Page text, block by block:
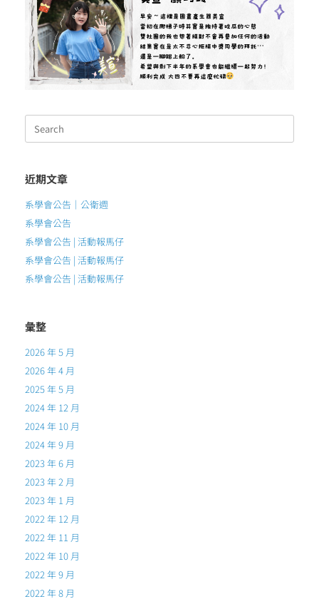
Search
for:
近期文章
系學會公告｜公衛週
系學會公告
系學會公告 | 活動報馬仔
系學會公告 | 活動報馬仔
系學會公告 | 活動報馬仔
彙整
2026 年 5 月
2026 年 4 月
2025 年 5 月
2024 年 12 月
2024 年 10 月
2024 年 9 月
2023 年 6 月
2023 年 2 月
2023 年 1 月
2022 年 12 月
2022 年 11 月
2022 年 10 月
2022 年 9 月
2022 年 8 月